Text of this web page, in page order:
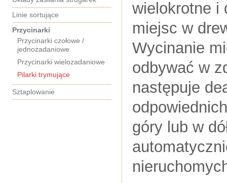
Linie sortujące
Przycinarki
Przycinarki czołowe /
jednozadaniowe
Przycinarki wielozadaniowe
Pilarki trymujące
Sztaplowanie
wielokrotne i
miejsc w
Wycinanie
odbywać w
następuje
góry lub w